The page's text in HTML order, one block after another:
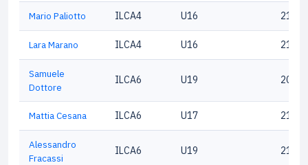
Mario Paliotto ILCA4 U16
Lara Marano ILCA4 U16
Samuele
Dottore
ILCA6 U19
Mattia Cesana ILCA6 U17
Alessandro
Fracassi
ILCA6 U19